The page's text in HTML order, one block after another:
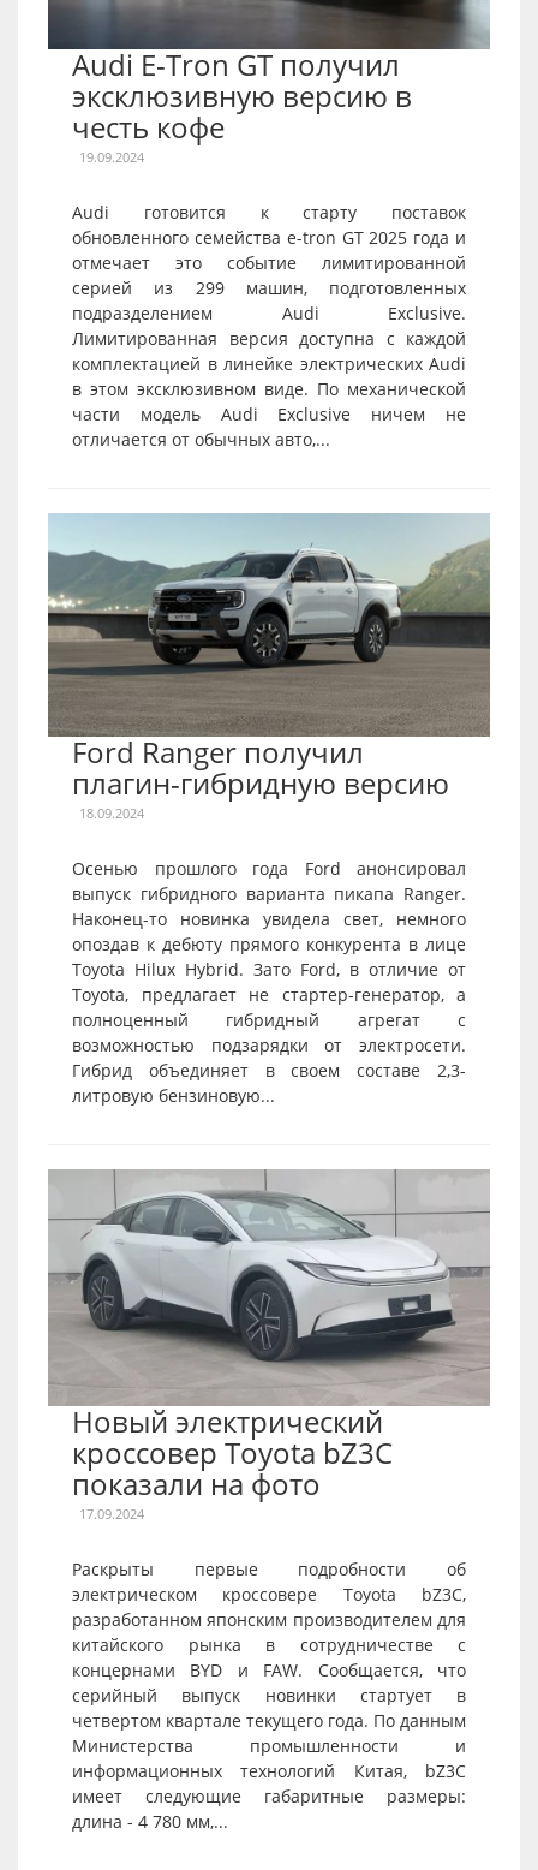
Audi E-Tron GT получил
эксклюзивную версию в
честь кофе
19.09.2024
Audi готовится к старту поставок
обновленного семейства e-tron GT 2025 года и
отмечает это событие лимитированной
серией из 299 машин, подготовленных
подразделением Audi Exclusive.
Лимитированная версия доступна с каждой
комплектацией в линейке электрических Audi
в этом эксклюзивном виде. По механической
части модель Audi Exclusive ничем не
отличается от обычных авто,...
Ford Ranger получил
плагин-гибридную версию
18.09.2024
Осенью прошлого года Ford анонсировал
выпуск гибридного варианта пикапа Ranger.
Наконец-то новинка увидела свет, немного
опоздав к дебюту прямого конкурента в лице
Toyota Hilux Hybrid. Зато Ford, в отличие от
Toyota, предлагает не стартер-генератор, а
полноценный гибридный агрегат с
возможностью подзарядки от электросети.
Гибрид объединяет в своем составе 2,3-
литровую бензиновую...
Новый электрический
кроссовер Toyota bZ3C
показали на фото
17.09.2024
Раскрыты первые подробности об
электрическом кроссовере Toyota bZ3C,
разработанном японским производителем для
китайского рынка в сотрудничестве с
концернами BYD и FAW. Сообщается, что
серийный выпуск новинки стартует в
четвертом квартале текущего года. По данным
Министерства промышленности и
информационных технологий Китая, bZ3C
имеет следующие габаритные размеры:
длина - 4 780 мм,...